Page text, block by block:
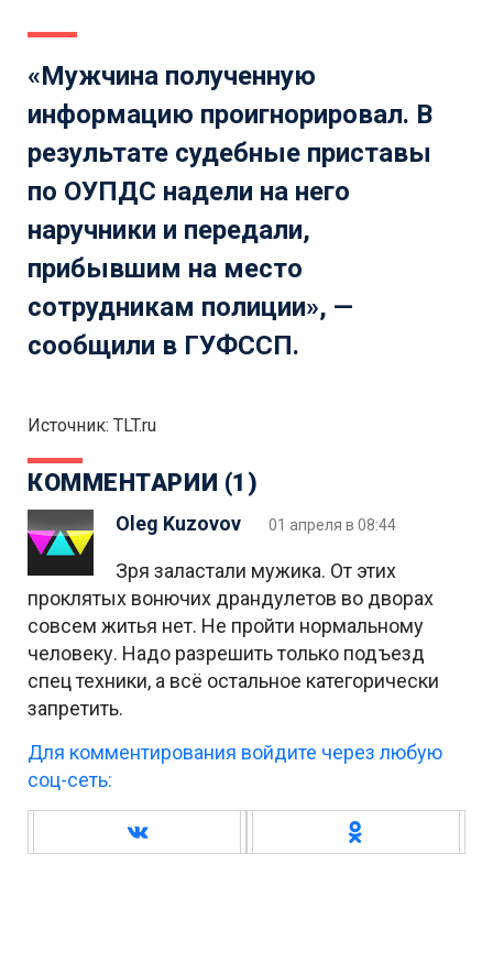
«Мужчина полученную
информацию проигнорировал. В
результате судебные приставы
по ОУПДС надели на него
наручники и передали,
прибывшим на место
сотрудникам полиции», —
сообщили в ГУФССП.
Источник: TLT.ru
КОММЕНТАРИИ (1)
Oleg Kuzovov 01 апреля в 08:44
Зря заластали мужика. От этих
проклятых вонючих драндулетов во дворах
совсем житья нет. Не пройти нормальному
человеку. Надо разрешить только подъезд
спец техники, а всё остальное категорически
запретить.
Для комментирования войдите через любую
соц-сеть: